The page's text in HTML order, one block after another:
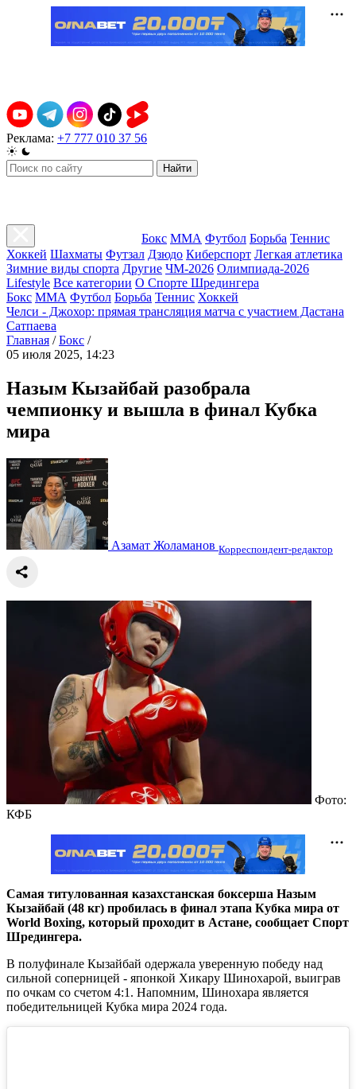
Реклама: +7 777 010 37 56
Найти
Бокс ММА Футбол Борьба Теннис
Хоккей Шахматы Футзал Дзюдо Киберспорт Легкая атлетика
Зимние виды спорта Другие ЧМ-2026 Олимпиада-2026
Lifestyle Все категории О Спорте Шредингера
Бокс ММА Футбол Борьба Теннис Хоккей
Челси - Джохор: прямая трансляция матча с участием Дастана
Сатпаева
Главная / Бокс /
05 июля 2025, 14:23
Назым Кызайбай разобрала
чемпионку и вышла в финал Кубка
мира
Азамат Жоламанов Корреспондент-редактор
Фото:
КФБ
Самая титулованная казахстанская боксерша Назым
Кызайбай (48 кг) пробилась в финал этапа Кубка мира от
World Boxing, который проходит в Астане, сообщает Спорт
Шредингера.
В полуфинале Кызайбай одержала уверенную победу над
сильной соперницей - японкой Хикару Шинохарой, выиграв
по очкам со счетом 4:1. Напомним, Шинохара является
победительницей Кубка мира 2024 года.